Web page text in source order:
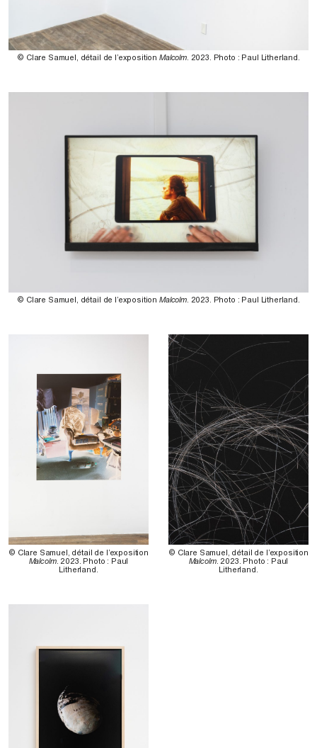
© Clare Samuel, détail de l’exposition Malcolm. 2023. Photo : Paul Litherland.
© Clare Samuel, détail de l’exposition Malcolm. 2023. Photo : Paul Litherland.
© Clare Samuel, détail de l’exposition
Malcolm. 2023. Photo : Paul
Litherland.
© Clare Samuel, détail de l’exposition
Malcolm. 2023. Photo : Paul
Litherland.